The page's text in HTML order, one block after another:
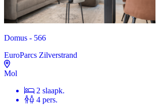
Domus - 566
EuroParcs Zilverstrand
Mol
2 slaapk.
4 pers.